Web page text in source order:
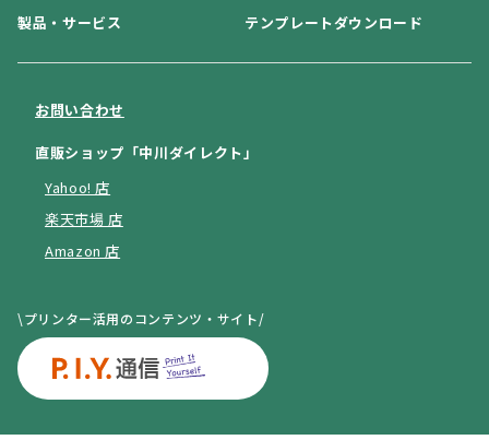
製品・サービス テンプレートダウンロード
お問い合わせ
直販ショップ「中川ダイレクト」
Yahoo! 店
楽天市場 店
Amazon 店
\プリンター活用のコンテンツ・サイト/